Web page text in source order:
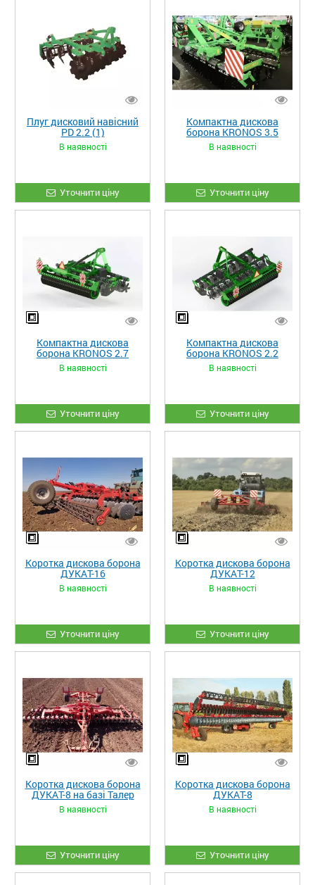
Плуг дисковий навісний
PD 2.2 (1)
В наявності
Уточнити ціну
Компактна дискова
борона KRONOS 3.5
навісна
В наявності
Уточнити ціну
Компактна дискова
борона KRONOS 2.7
навісна
В наявності
Уточнити ціну
Компактна дискова
борона KRONOS 2.2
навісна
В наявності
Уточнити ціну
Коротка дискова борона
ДУКАТ-16
В наявності
Уточнити ціну
Коротка дискова борона
ДУКАТ-12
В наявності
Уточнити ціну
Коротка дискова борона
ДУКАТ-8 на базі Талер
В наявності
Уточнити ціну
Коротка дискова борона
ДУКАТ-8
В наявності
Уточнити ціну